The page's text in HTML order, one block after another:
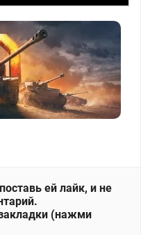
ей лайк, и не
(нажми